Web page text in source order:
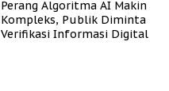
Perang Algoritma AI Makin
Kompleks, Publik Diminta
Verifikasi Informasi Digital